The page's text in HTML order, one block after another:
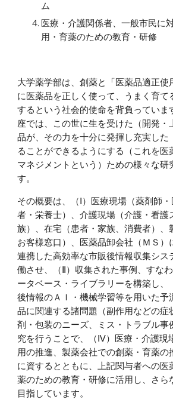
ム
医療・介護関係者、一般市民に
用・育薬のための教育・研修
大学薬学部は、創薬と「医薬品適正使
に医薬品を正しく使って、うまく育て
するという社会的使命を背負っていま
座では、この世に生を受けた（開発・
品が、その力を十分に発揮し充実した
ることができるようにする（これを医
マネジメントという）ための様々な研
す。
その概要は、（Ⅰ）医療現場（薬剤師
者・栄養士）、介護現場（介護・看護
族）、在宅（患者・家族、消費者）、
お客様窓口）、医薬品卸会社（ＭＳ）
連携した高効率な市販後情報収集シス
働させ、（Ⅱ）収集された事例、すな
ータベース・ライブラリーを構築し、
後情報のＡＩ・機械学習等を用いた予
品に関連する諸問題（副作用などの症
剤・包装のニーズ、ミス・トラブル事
究を行うことで、（Ⅳ）医療・介護現
用の推進、製薬会社での創薬・育薬の
に資するとともに、上記関与者への医
薬のための教育・研修に活用し、さら
目指しています。